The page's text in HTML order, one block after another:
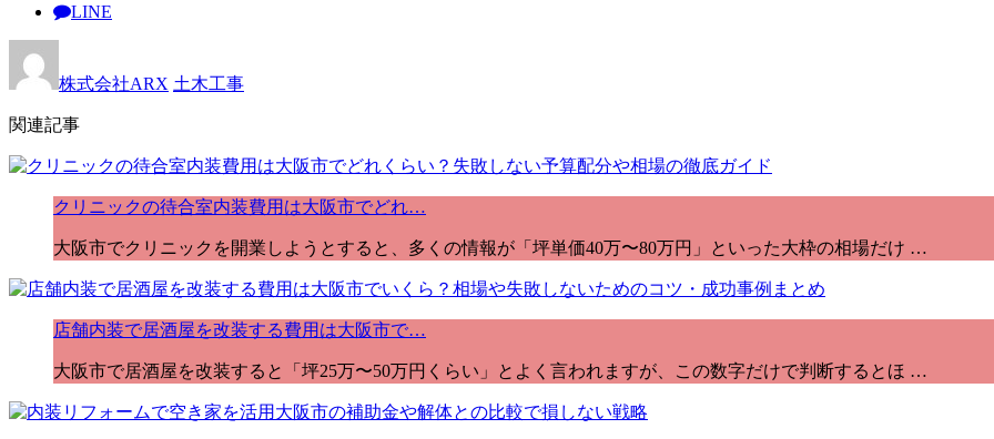
LINE
株式会社ARX 土木工事
関連記事
クリニックの待合室内装費用は大阪市でどれ…
大阪市でクリニックを開業しようとすると、多くの情報が「坪単価40万〜80万円」といった大枠の相場だけ …
店舗内装で居酒屋を改装する費用は大阪市で…
大阪市で居酒屋を改装すると「坪25万〜50万円くらい」とよく言われますが、この数字だけで判断するとほ …